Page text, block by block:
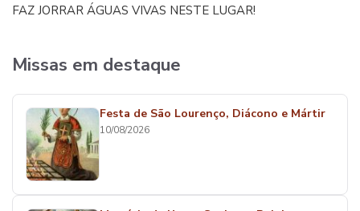
FAZ JORRAR ÁGUAS VIVAS NESTE LUGAR!
Missas em destaque
Festa de São Lourenço, Diácono e Mártir
10/08/2026